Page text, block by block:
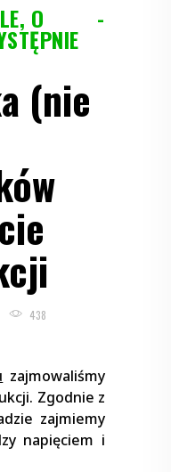
, O
(nie
438
zajmowaliśmy
Zgodnie z
zajmiemy
napięciem i